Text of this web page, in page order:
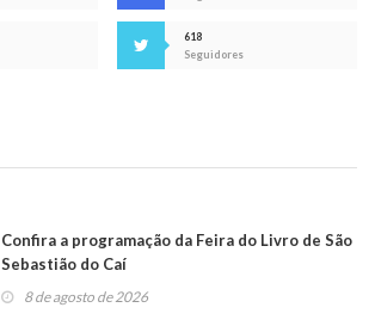
618
Seguidores
Confira a programação da Feira do Livro de São
Sebastião do Caí
8 de agosto de 2026